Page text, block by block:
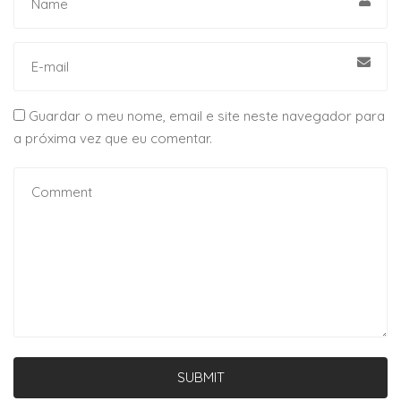
Guardar o meu nome, email e site neste navegador para
a próxima vez que eu comentar.
SUBMIT